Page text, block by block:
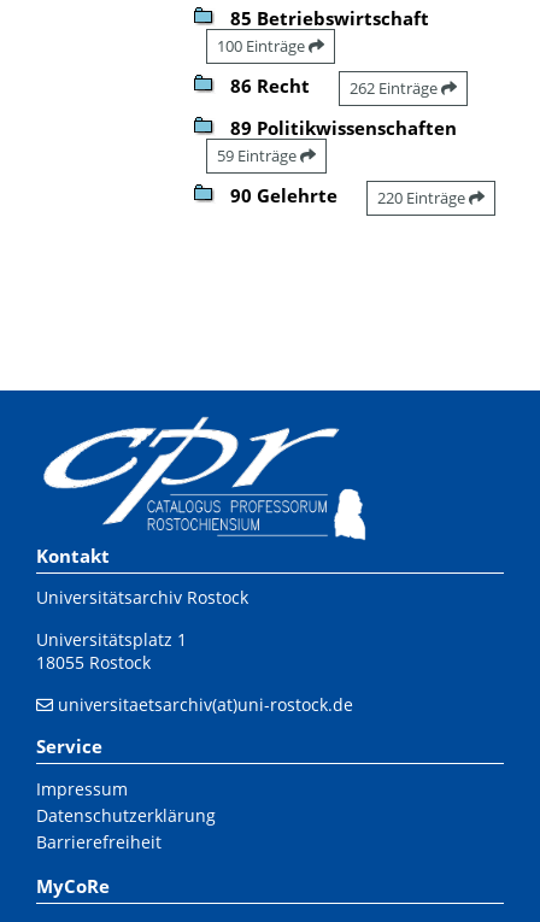
85 Betriebswirtschaft
100 Einträge
86 Recht 262 Einträge
89 Politikwissenschaften
59 Einträge
90 Gelehrte 220 Einträge
Kontakt
Universitätsarchiv Rostock
Universitätsplatz 1
18055 Rostock
universitaetsarchiv(at)uni-rostock.de
Service
Impressum
Datenschutzerklärung
Barrierefreiheit
MyCoRe